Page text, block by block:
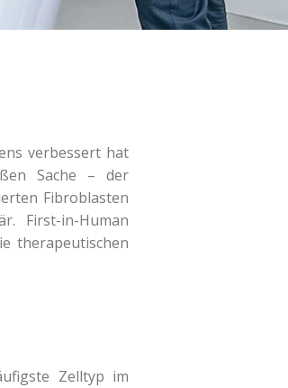
verbessert hat
Sache – der
Fibroblasten
First-in-Human
therapeutischen
Zelltyp im